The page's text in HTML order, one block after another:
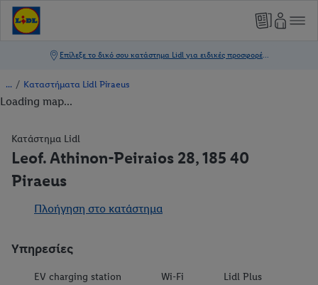
/ Καταστήματα Lidl Piraeus
Loading map...
Κατάστημα Lidl
Leof. Athinon-Peiraios 28, 185 40
Piraeus
Πλοήγηση στο κατάστημα
Υπηρεσίες
EV charging station Wi-Fi Lidl Plus